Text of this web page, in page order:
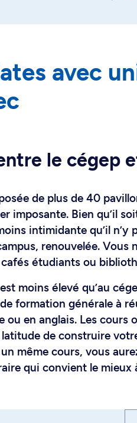
avec
le cégep
de plus de 40
imposante. Bien qu’il
intimidante qu’il n’y
renouvelée. Vous
étudiants ou
moins élevé qu’au
formation générale à
en anglais. Les cours
de construire
même cours, vous
qui convient le mieux